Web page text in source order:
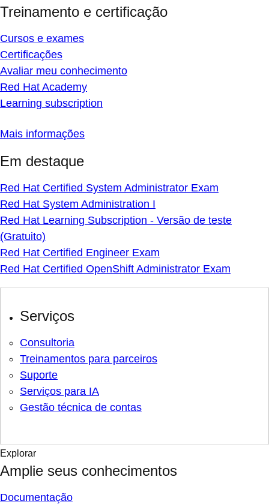
Treinamento e certificação
Cursos e exames
Certificações
Avaliar meu conhecimento
Red Hat Academy
Learning subscription
Mais informações
Em destaque
Red Hat Certified System Administrator Exam
Red Hat System Administration I
Red Hat Learning Subscription - Versão de teste
(Gratuito)
Red Hat Certified Engineer Exam
Red Hat Certified OpenShift Administrator Exam
Serviços
Consultoria
Treinamentos para parceiros
Suporte
Serviços para IA
Gestão técnica de contas
Explorar
Amplie seus conhecimentos
Documentação